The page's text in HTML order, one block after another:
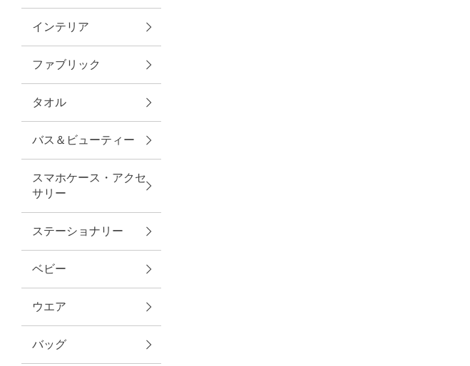
ランチ
バッグ
キッチン・ダイニング
ダイニング
キッチン
ファブリック
グリーン
インテリア
ファブリック
タオル
バス＆ビューティー
スマホケース・アクセ
サリー
ステーショナリー
ベビー
ウエア
バッグ